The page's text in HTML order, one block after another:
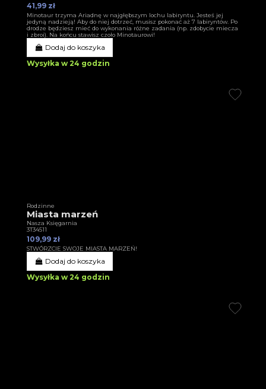
41,99 zł
Minotaur trzyma Ariadnę w najgłębszym lochu labiryntu. Jesteś jej
jedyną nadzieją! Aby do niej dotrzeć, musisz pokonać aż 7 labiryntów. Po
drodze będziesz mieć do wykonania różne zadania (np. zdobycie miecza
i zbroi). Na końcu stawisz czoło Minotaurowi!
Dodaj do koszyka
Wysyłka w 24 godzin
Rodzinne
Miasta marzeń
Nasza Księgarnia
3T34511
109,99 zł
STWÓRZCIE SWOJE MIASTA MARZEŃ!
Dodaj do koszyka
Wysyłka w 24 godzin